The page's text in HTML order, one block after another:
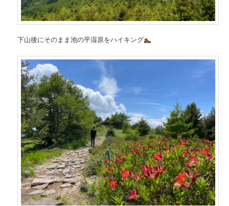
下山後にそのまま池の平湿原をハイキング